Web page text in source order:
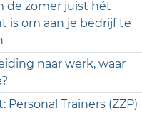
de zomer juist hét
is om aan je bedrijf te
naar werk, waar
Personal Trainers (ZZP)